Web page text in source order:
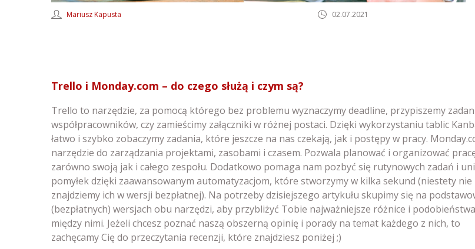
Mariusz Kapusta 02.07.2021
Trello i Monday.com – do czego służą i czym są?
Trello to narzędzie, za pomocą którego bez problemu wyznaczymy deadline, przypiszemy
współpracowników, czy zamieścimy załączniki w różnej postaci. Dzięki wykorzystaniu tablic
łatwo i szybko zobaczymy zadania, które jeszcze na nas czekają, jak i postępy w pracy.
narzędzie do zarządzania projektami, zasobami i czasem. Pozwala planować i organizować
zarówno swoją jak i całego zespołu. Dodatkowo pomaga nam pozbyć się rutynowych zadań i
pomyłek dzięki zaawansowanym automatyzacjom, które stworzymy w kilka sekund (niestety nie
znajdziemy ich w wersji bezpłatnej). Na potrzeby dzisiejszego artykułu skupimy się na
(bezpłatnych) wersjach obu narzędzi, aby przybliżyć Tobie najważniejsze różnice i podobieństwa
między nimi. Jeżeli chcesz poznać naszą obszerną opinię i porady na temat każdego z nich, to
zachęcamy Cię do przeczytania recenzji, które znajdziesz poniżej ;)